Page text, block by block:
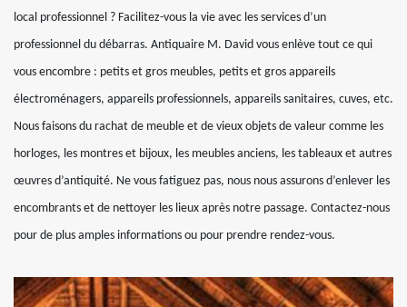
local professionnel ? Facilitez-vous la vie avec les services d’un
professionnel du débarras. Antiquaire M. David vous enlève tout ce qui
vous encombre : petits et gros meubles, petits et gros appareils
électroménagers, appareils professionnels, appareils sanitaires, cuves, etc.
Nous faisons du rachat de meuble et de vieux objets de valeur comme les
horloges, les montres et bijoux, les meubles anciens, les tableaux et autres
œuvres d’antiquité. Ne vous fatiguez pas, nous nous assurons d’enlever les
encombrants et de nettoyer les lieux après notre passage. Contactez-nous
pour de plus amples informations ou pour prendre rendez-vous.